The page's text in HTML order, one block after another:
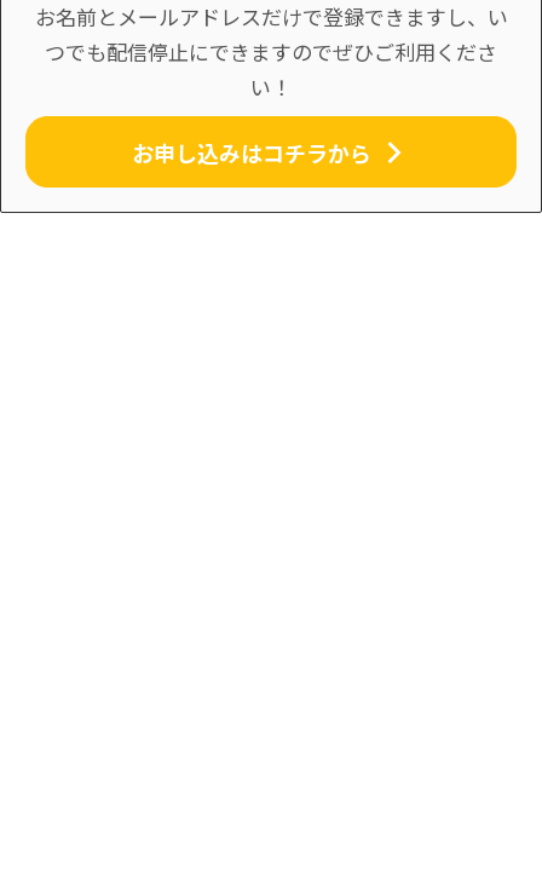
お名前とメールアドレスだけで登録できますし、い
つでも配信停止にできますのでぜひご利用くださ
い！
お申し込みはコチラから